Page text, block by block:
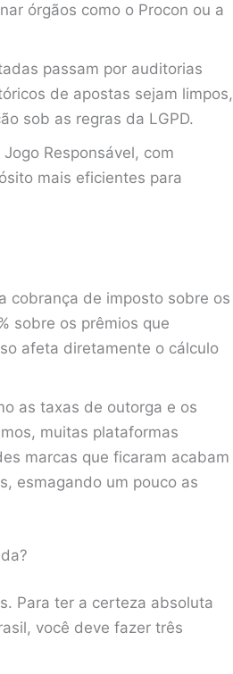
órgãos como o Procon ou a
passam por auditorias
de apostas sejam limpos,
sob as regras da LGPD.
Responsável, com
mais eficientes para
cobrança de imposto sobre os
sobre os prêmios que
afeta diretamente o cálculo
as taxas de outorga e os
muitas plataformas
marcas que ficaram acabam
esmagando um pouco as
Para ter a certeza absoluta
você deve fazer três